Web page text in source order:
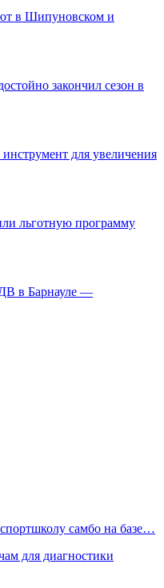
в Шипуновском и
закончил сезон в
для увеличения
льготную программу
в Барнауле —
самбо на базе…
для диагностики